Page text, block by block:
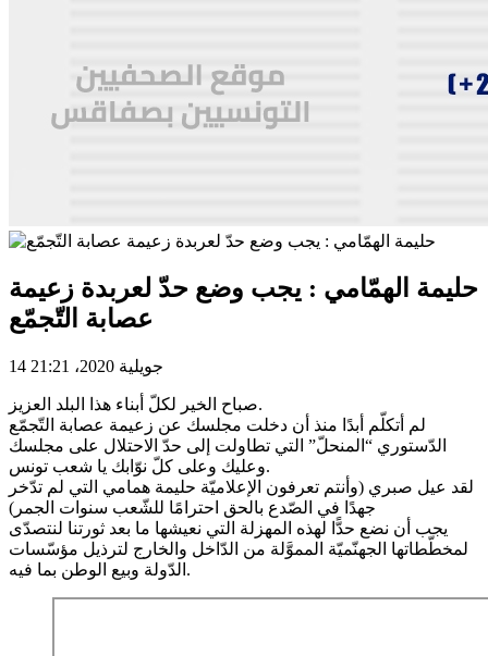
حليمة الهمّامي : يجب وضع حدّ لعربدة زعيمة
عصابة التّجمّع
14 جويلية 2020، 21:21
صباح الخير لكلّ أبناء هذا البلد العزيز.
لم أتكلّم أبدًا منذ أن دخلت مجلسك عن زعيمة عصابة التّجمّع
الدّستوري “المنحلّ” التي تطاولت إلى حدّ الاحتلال على مجلسك
وعليك وعلى كلّ نوّابك يا شعب تونس.
لقد عيل صبري (وأنتم تعرفون الإعلاميّة حليمة همامي التي لم تدّخر
جهدًا في الصّدع بالحق احترامًا للشّعب سنوات الجمر)
يجب أن نضع حدًّا لهذه المهزلة التي نعيشها ما بعد ثورتنا لنتصدّى
لمخطّطاتها الجهنّميّة المموَّلة من الدّاخل والخارج لترذيل مؤسّسات
الدّولة وبيع الوطن بما فيه.